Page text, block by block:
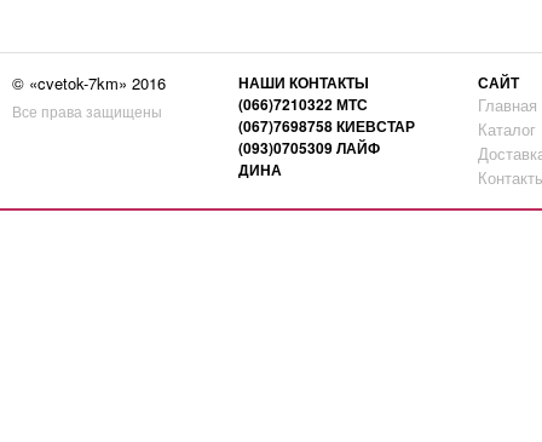
© «cvetok-7km» 2016
Все права защищены
НАШИ КОНТАКТЫ
(066)7210322 МТС
(067)7698758 КИЕВСТАР
(093)0705309 ЛАЙФ
ДИНА
САЙТ
Главная
Каталог